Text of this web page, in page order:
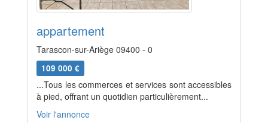
appartement
Tarascon-sur-Ariège 09400 - 0
109 000 €
...Tous les commerces et services sont accessibles
à pied, offrant un quotidien particulièrement...
Voir l'annonce